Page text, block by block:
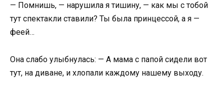
— Помнишь, — нарушила я тишину, — как мы с тобой
тут спектакли ставили? Ты была принцессой, а я —
феей…
Она слабо улыбнулась: — А мама с папой сидели вот
тут, на диване, и хлопали каждому нашему выходу.